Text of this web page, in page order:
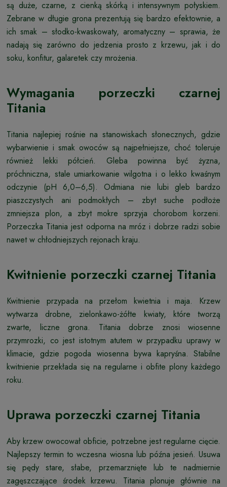
są duże, czarne, z cienką skórką i intensywnym połyskiem.
Zebrane w długie grona prezentują się bardzo efektownie, a
ich smak – słodko-kwaskowaty, aromatyczny – sprawia, że
nadają się zarówno do jedzenia prosto z krzewu, jak i do
soku, konfitur, galaretek czy mrożenia.
Wymagania porzeczki czarnej
Titania
Titania najlepiej rośnie na stanowiskach słonecznych, gdzie
wybarwienie i smak owoców są najpełniejsze, choć toleruje
również lekki półcień. Gleba powinna być żyzna,
próchniczna, stale umiarkowanie wilgotna i o lekko kwaśnym
odczynie (pH 6,0–6,5). Odmiana nie lubi gleb bardzo
piaszczystych ani podmokłych – zbyt suche podłoże
zmniejsza plon, a zbyt mokre sprzyja chorobom korzeni.
Porzeczka Titania jest odporna na mróz i dobrze radzi sobie
nawet w chłodniejszych rejonach kraju.
Kwitnienie porzeczki czarnej Titania
Kwitnienie przypada na przełom kwietnia i maja. Krzew
wytwarza drobne, zielonkawo-żółte kwiaty, które tworzą
zwarte, liczne grona. Titania dobrze znosi wiosenne
przymrozki, co jest istotnym atutem w przypadku uprawy w
klimacie, gdzie pogoda wiosenna bywa kapryśna. Stabilne
kwitnienie przekłada się na regularne i obfite plony każdego
roku.
Uprawa porzeczki czarnej Titania
Aby krzew owocował obficie, potrzebne jest regularne cięcie.
Najlepszy termin to wczesna wiosna lub późna jesień. Usuwa
się pędy stare, słabe, przemarznięte lub te nadmiernie
zagęszczające środek krzewu. Titania plonuje głównie na